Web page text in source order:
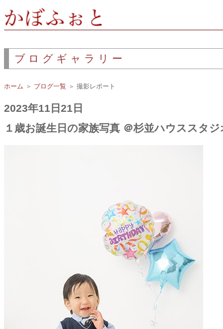
ブログギャラリー
ホーム ＞ ブログ一覧 ＞ 撮影レポート
2023年11日21日
１歳お誕生日の家族写真 ＠杉並ハウススタジ